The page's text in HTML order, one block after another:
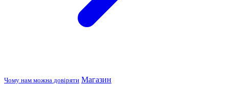
Чому нам можна довіряти Магазин